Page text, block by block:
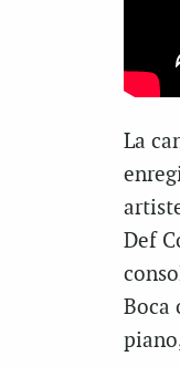
La
Def
Boca